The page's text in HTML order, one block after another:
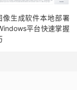
像生成软件本地部署
平台快速掌握